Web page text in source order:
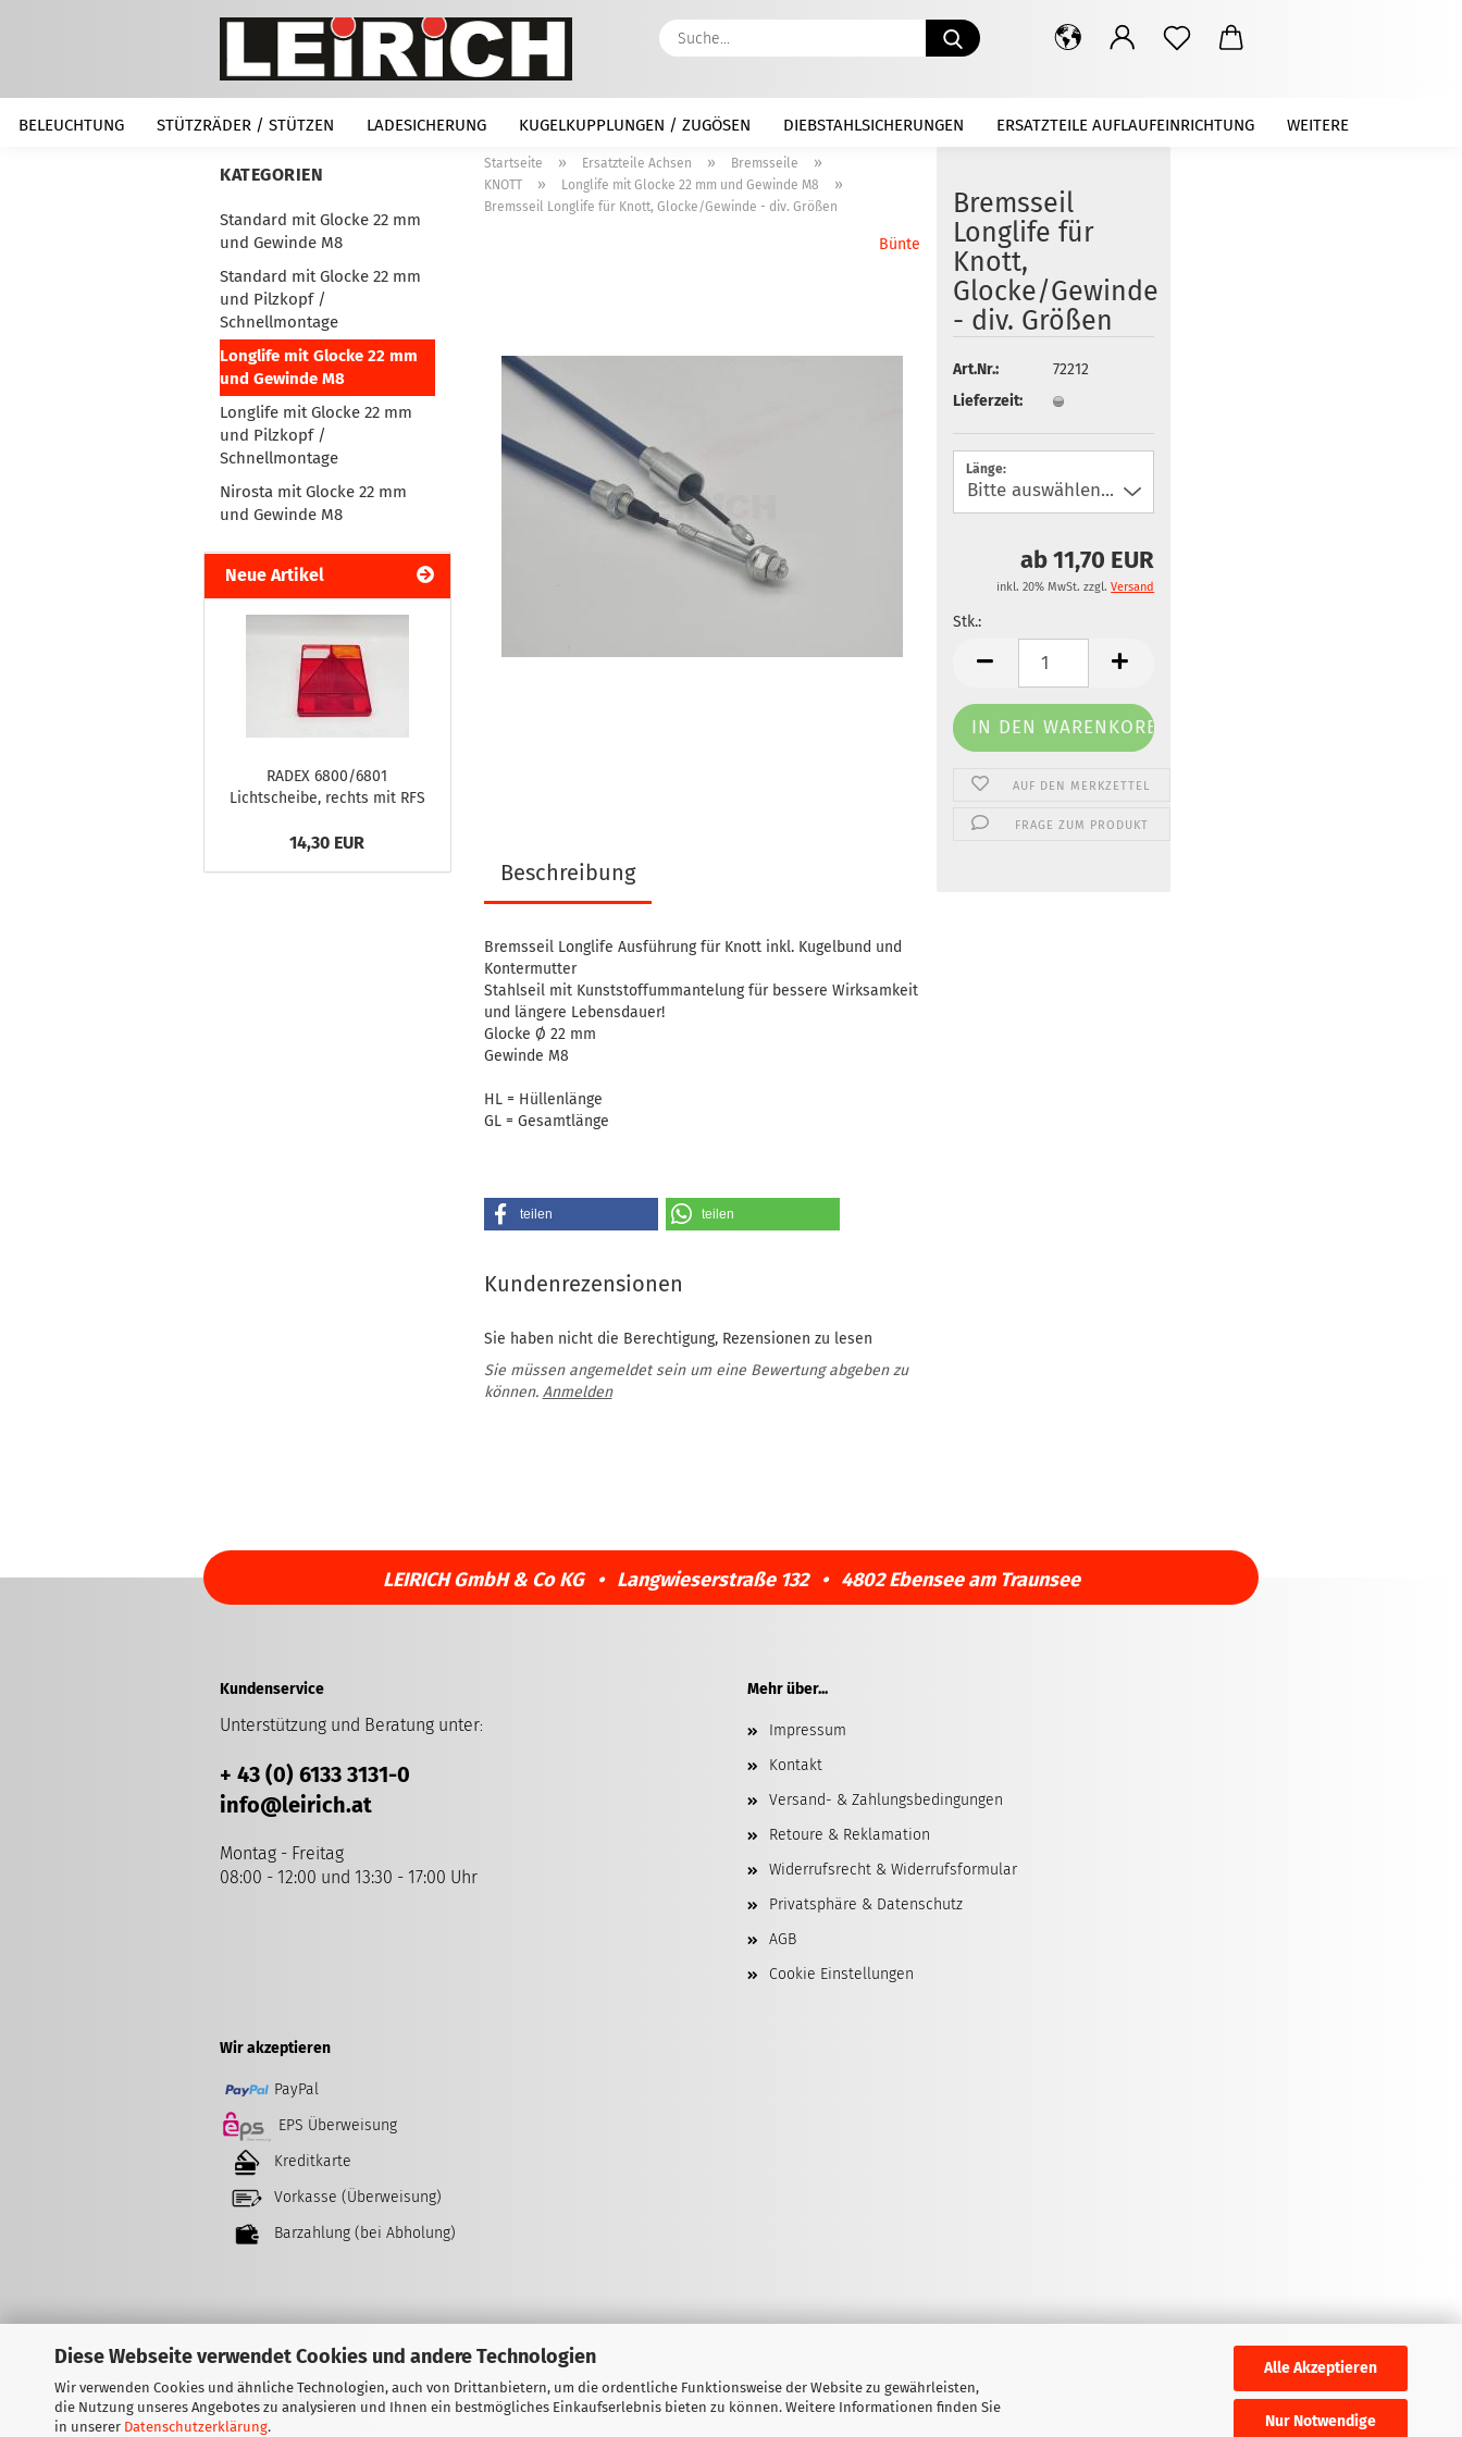
Diese Webseite verwendet Cookies und andere Technologien
Wir verwenden Cookies und ähnliche Technologien, auch von Drittanbietern, um die ordentliche Funktionsweise der Website zu gewährleisten,
die Nutzung unseres Angebotes zu analysieren und Ihnen ein bestmögliches Einkaufserlebnis bieten zu können. Weitere Informationen finden Sie
in unserer Datenschutzerklärung.
Alle Akzeptieren
Nur Notwendige
Suche...
BELEUCHTUNG STÜTZRÄDER / STÜTZEN LADESICHERUNG KUGELKUPPLUNGEN / ZUGÖSEN DIEBSTAHLSICHERUNGEN ERSATZTEILE AUFLAUFEINRICHTUNG WEITERE
Startseite » Ersatzteile Achsen » Bremsseile »
KNOTT » Longlife mit Glocke 22 mm und Gewinde M8 »
Bremsseil Longlife für Knott, Glocke/Gewinde - div. Größen
Bünte
Bremsseil
Longlife für
Knott,
Glocke/Gewinde
- div. Größen
Art.Nr.:
72212
Lieferzeit:
Länge:
ab 11,70 EUR
inkl. 20% MwSt. zzgl.Versand
Stk.:
AUF DEN MERKZETTEL
FRAGE ZUM PRODUKT
Beschreibung
Bremsseil Longlife Ausführung für Knott inkl. Kugelbund und
Kontermutter
Stahlseil mit Kunststoffummantelung für bessere Wirksamkeit
und längere Lebensdauer!
Glocke Ø 22 mm
Gewinde M8
HL = Hüllenlänge
GL = Gesamtlänge
teilen teilen
Kundenrezensionen
Sie haben nicht die Berechtigung, Rezensionen zu lesen
Sie müssen angemeldet sein um eine Bewertung abgeben zu
können. Anmelden
KATEGORIEN
Standard mit Glocke 22 mm
und Gewinde M8
Standard mit Glocke 22 mm
und Pilzkopf /
Schnellmontage
Longlife mit Glocke 22 mm
und Gewinde M8
Longlife mit Glocke 22 mm
und Pilzkopf /
Schnellmontage
Nirosta mit Glocke 22 mm
und Gewinde M8
Neue Artikel
RADEX 6800/6801
Lichtscheibe, rechts mit RFS
14,30 EUR
LEIRICH GmbH & Co KG • Langwieserstraße 132 • 4802 Ebensee am Traunsee
Kundenservice
Unterstützung und Beratung unter:
+ 43 (0) 6133 3131-0
info@leirich.at
Montag - Freitag
08:00 - 12:00 und 13:30 - 17:00 Uhr
Mehr über...
Impressum
Kontakt
Versand- & Zahlungsbedingungen
Retoure & Reklamation
Widerrufsrecht & Widerrufsformular
Privatsphäre & Datenschutz
AGB
Cookie Einstellungen
Wir akzeptieren
PayPal
EPS Überweisung
Kreditkarte
Vorkasse (Überweisung)
Barzahlung (bei Abholung)
Vertrag widerrufen